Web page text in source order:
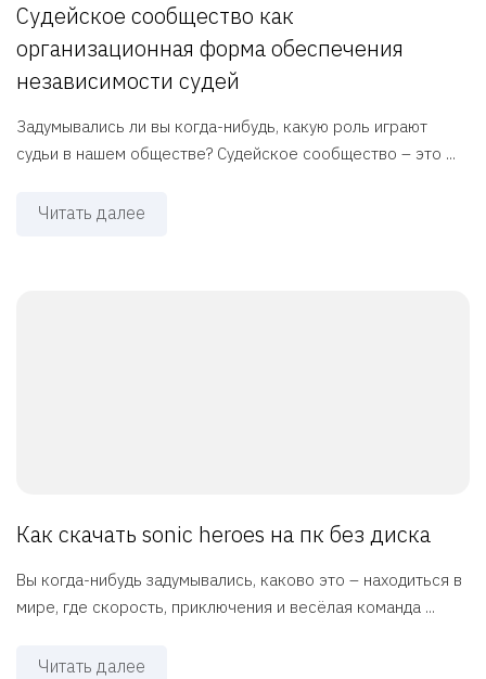
Судейское сообщество как
организационная форма обеспечения
независимости судей
Задумывались ли вы когда-нибудь, какую роль играют
судьи в нашем обществе? Судейское сообщество – это ...
Читать далее
Как скачать sonic heroes на пк без диска
Вы когда-нибудь задумывались, каково это – находиться в
мире, где скорость, приключения и весёлая команда ...
Читать далее